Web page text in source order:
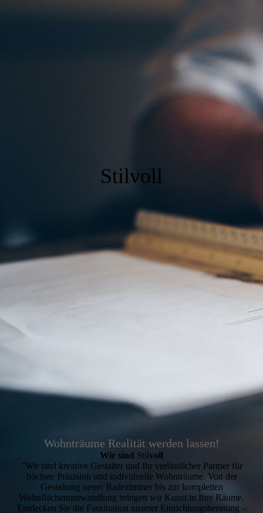
Stilvoll
Wohnträume Realität werden lassen!
Wir sind Stilvoll
"Wir sind kreative Gestalter und Ihr verlässlicher Partner für
höchste Präzision und individuelle Wohnträume. Von der
Gestaltung neuer Badezimmer bis zur kompletten
Wohnflächenumwandlung bringen wir Kunst in Ihre Räume.
Entdecken Sie die Faszination unserer Einrichtungsberatung –